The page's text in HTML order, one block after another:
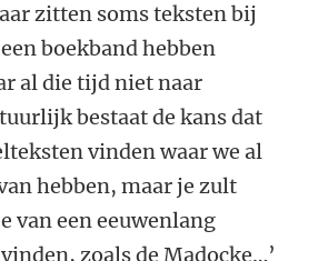
zitten soms teksten bij
boekband hebben
al die tijd niet naar
bestaat de kans dat
vinden waar we al
hebben, maar je zult
van een eeuwenlang
zoals de Madocke…’